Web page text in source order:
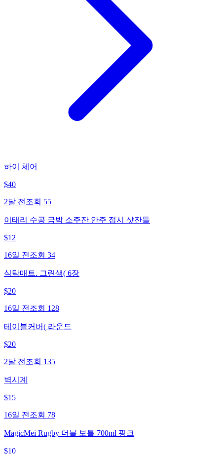
하이 체어
$40
2달 전 조회 55
이태리 수공 금박 소주잔 안주 접시 샷잔들
$12
16일 전 조회 34
식탁매트. 그린색( 6장
$20
16일 전 조회 128
테이블커버( 라운드
$20
2달 전 조회 135
벽시계
$15
16일 전 조회 78
MagicMei Rugby 더블 보틀 700ml 핑크
$10